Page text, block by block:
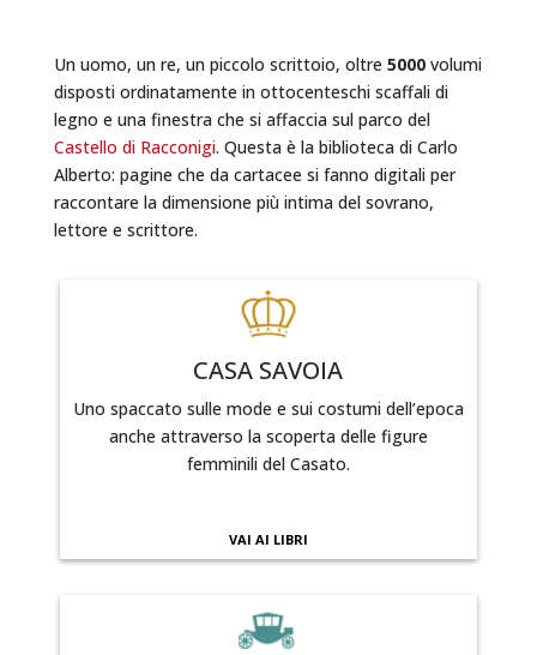
Un uomo, un re, un piccolo scrittoio, oltre 5000volumi
disposti ordinatamente in ottocenteschi scaffali di
legno e una finestra che si affaccia sul parco del
Castello di Racconigi. Questa è la biblioteca di Carlo
Alberto: pagine che da cartacee si fanno digitali per
raccontare la dimensione più intima del sovrano,
lettore e scrittore.
CASA SAVOIA
Uno spaccato sulle mode e sui costumi dell’epoca
anche attraverso la scoperta delle figure
femminili del Casato.
VAI AI LIBRI